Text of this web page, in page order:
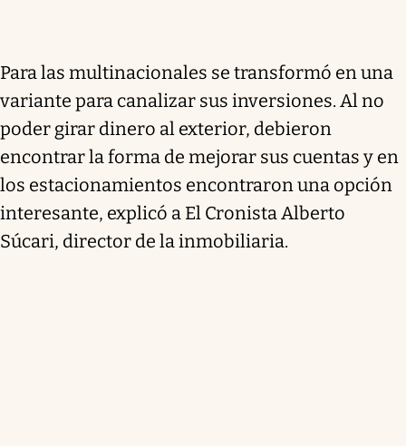
Para las multinacionales se transformó en una
variante para canalizar sus inversiones. Al no
poder girar dinero al exterior, debieron
encontrar la forma de mejorar sus cuentas y en
los estacionamientos encontraron una opción
interesante, explicó a El Cronista Alberto
Súcari, director de la inmobiliaria.